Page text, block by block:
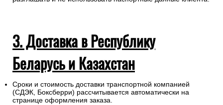
3. Доставка в Республику
Беларусь и Казахстан
Сроки и стоимость доставки транспортной компанией
(СДЭК, Боксберри) рассчитывается автоматически на
странице оформления заказа.